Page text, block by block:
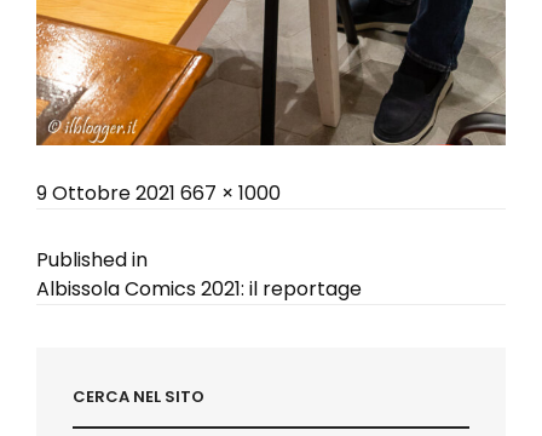
Posted
9 Ottobre 2021 Full
667 × 1000
Navigazione
Published in
Albissola Comics 2021: il reportage
CERCA NEL SITO